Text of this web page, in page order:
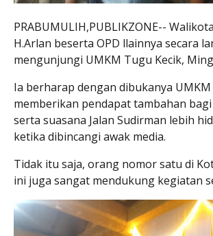
PRABUMULIH,PUBLIKZONE--
H.Arlan beserta OPD llainnya secara
mengunjungi UMKM Tugu Kecik,
Ia berharap dengan dibukanya
memberikan pendapat tambahan
serta suasana Jalan Sudirman lebih
ketika dibincangi awak media.
Tidak itu saja, orang nomor satu di
ini juga sangat mendukung kegiatan